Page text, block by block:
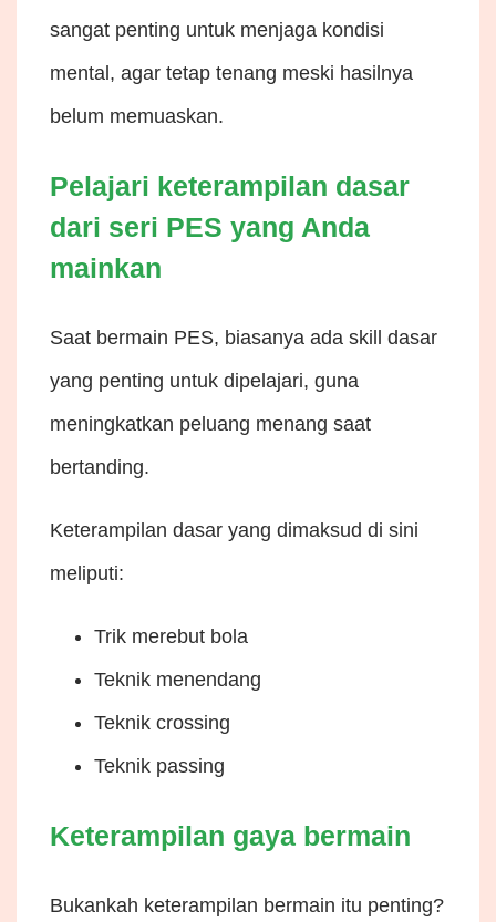
sangat penting untuk menjaga kondisi
mental, agar tetap tenang meski hasilnya
belum memuaskan.
Pelajari keterampilan dasar
dari seri PES yang Anda
mainkan
Saat bermain PES, biasanya ada skill dasar
yang penting untuk dipelajari, guna
meningkatkan peluang menang saat
bertanding.
Keterampilan dasar yang dimaksud di sini
meliputi:
Trik merebut bola
Teknik menendang
Teknik crossing
Teknik passing
Keterampilan gaya bermain
Bukankah keterampilan bermain itu penting?